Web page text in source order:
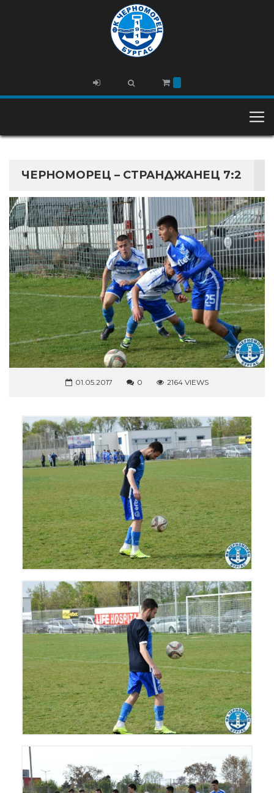
ЧЕРНОМОРЕЦ – СТРАНДЖАНЕЦ 7:2
01.05.2017 0 2164 VIEWS